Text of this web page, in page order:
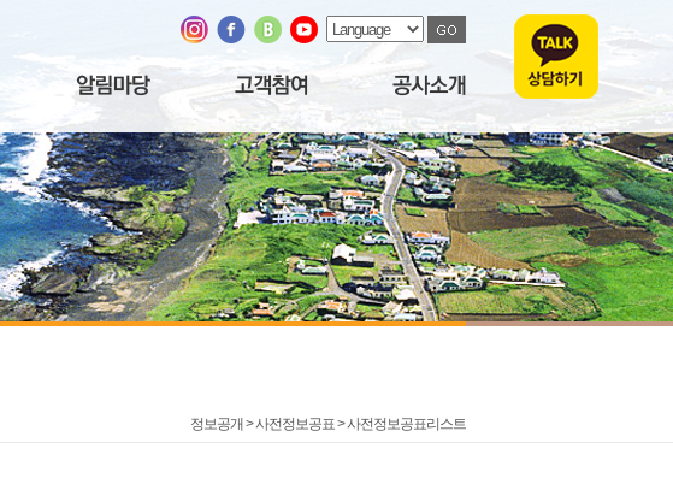
정보공개 > 사전정보공표 >사전정보공표리스트